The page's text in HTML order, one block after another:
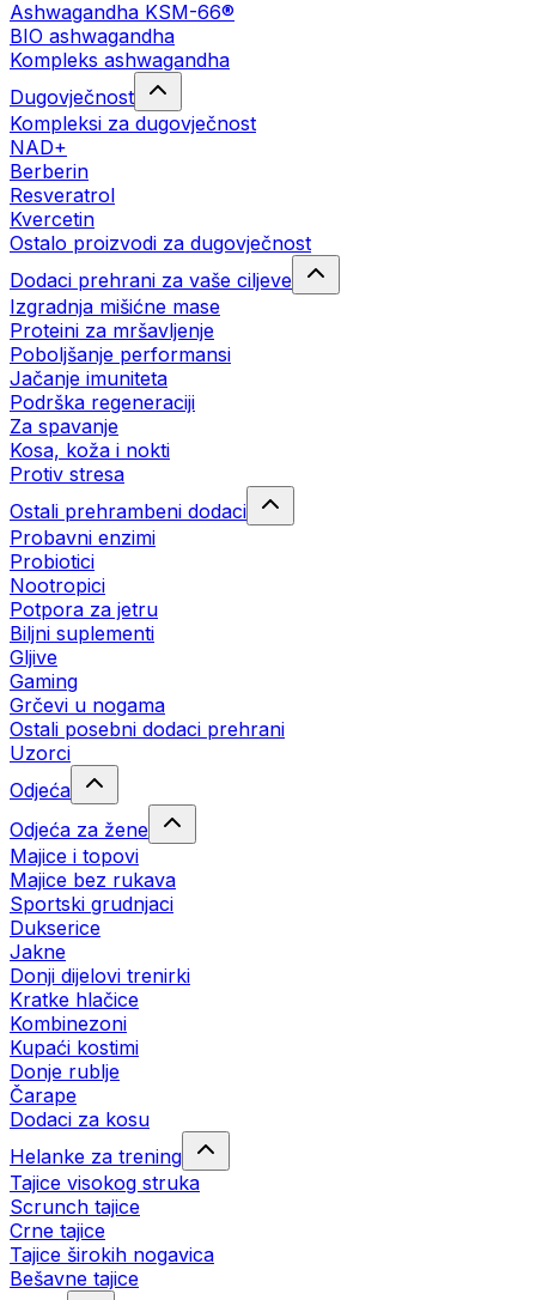
Ashwagandha KSM-66®
BIO ashwagandha
Kompleks ashwagandha
Dugovječnost
Kompleksi za dugovječnost
NAD+
Berberin
Resveratrol
Kvercetin
Ostalo proizvodi za dugovječnost
Dodaci prehrani za vaše ciljeve
Izgradnja mišićne mase
Proteini za mršavljenje
Poboljšanje performansi
Jačanje imuniteta
Podrška regeneraciji
Za spavanje
Kosa, koža i nokti
Protiv stresa
Ostali prehrambeni dodaci
Probavni enzimi
Probiotici
Nootropici
Potpora za jetru
Biljni suplementi
Gljive
Gaming
Grčevi u nogama
Ostali posebni dodaci prehrani
Uzorci
Odjeća
Odjeća za žene
Majice i topovi
Majice bez rukava
Sportski grudnjaci
Dukserice
Jakne
Donji dijelovi trenirki
Kratke hlačice
Kombinezoni
Kupaći kostimi
Donje rublje
Čarape
Dodaci za kosu
Helanke za trening
Tajice visokog struka
Scrunch tajice
Crne tajice
Tajice širokih nogavica
Bešavne tajice